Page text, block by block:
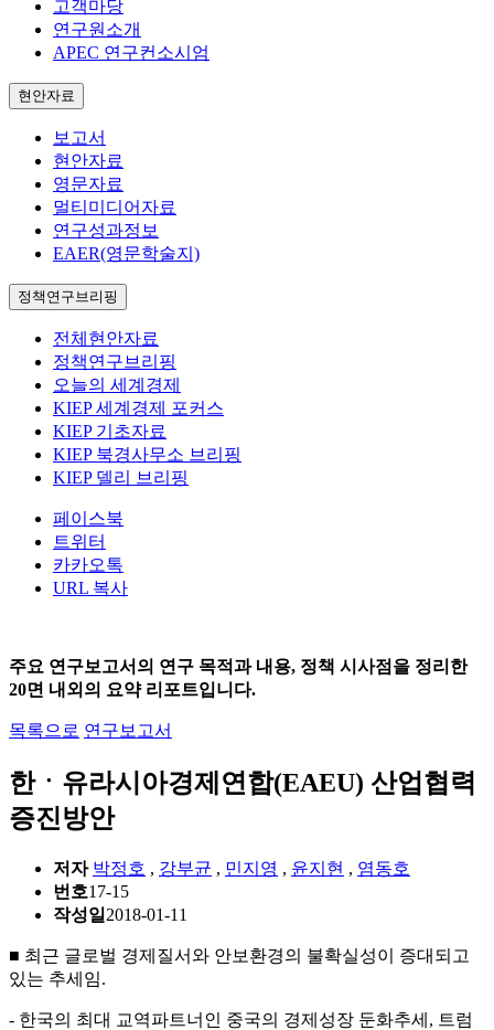
고객마당
연구원소개
APEC 연구컨소시엄
현안자료
보고서
현안자료
영문자료
멀티미디어자료
연구성과정보
EAER(영문학술지)
정책연구브리핑
전체현안자료
정책연구브리핑
오늘의 세계경제
KIEP 세계경제 포커스
KIEP 기초자료
KIEP 북경사무소 브리핑
KIEP 델리 브리핑
페이스북
트위터
카카오톡
URL 복사
주요 연구보고서의 연구 목적과 내용, 정책 시사점을 정리한
20면 내외의 요약 리포트입니다.
목록으로 연구보고서
한ㆍ유라시아경제연합(EAEU) 산업협력
증진방안
저자 박정호 , 강부균 , 민지영 , 윤지현 , 염동호
번호17-15
작성일 2018-01-11
■ 최근 글로벌 경제질서와 안보환경의 불확실성이 증대되고
있는 추세임.
- 한국의 최대 교역파트너인 중국의 경제성장 둔화추세, 트럼